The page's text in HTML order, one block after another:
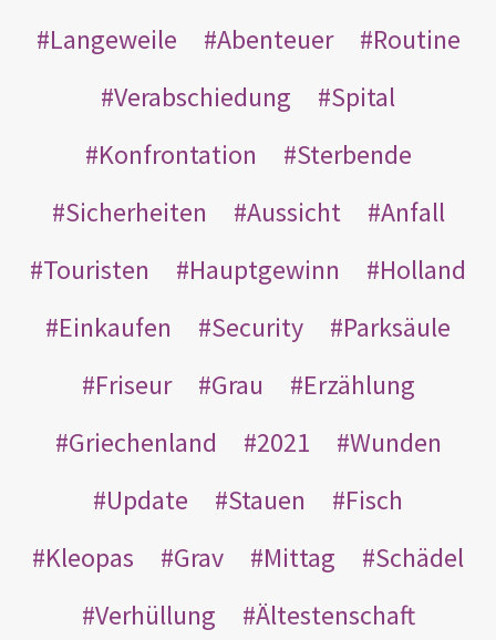
Langeweile
Abenteuer
Routine
Verabschiedung
Spital
Konfrontation
Sterbende
Sicherheiten
Aussicht
Anfall
Touristen
Hauptgewinn
Holland
Einkaufen
Security
Parksäule
Friseur
Grau
Erzählung
Griechenland
2021
Wunden
Update
Stauen
Fisch
Kleopas
Grav Mittag
Schädel
Verhüllung
Ältestenschaft